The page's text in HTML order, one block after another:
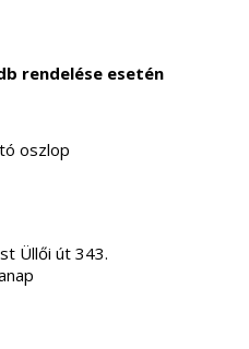
rendelése esetén
oszlop
Üllői út 343.